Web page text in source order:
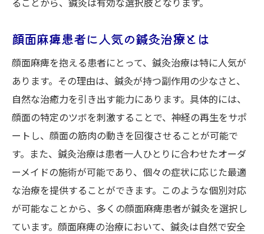
顔面麻痺患者に人気の鍼灸治療とは
顔面麻痺を抱える患者にとって、鍼灸治療は特に人気が
あります。その理由は、鍼灸が持つ副作用の少なさと、
自然な治癒力を引き出す能力にあります。具体的には、
顔面の特定のツボを刺激することで、神経の再生をサポ
ートし、顔面の筋肉の動きを回復させることが可能で
す。また、鍼灸治療は患者一人ひとりに合わせたオーダ
ーメイドの施術が可能であり、個々の症状に応じた最適
な治療を提供することができます。このような個別対応
が可能なことから、多くの顔面麻痺患者が鍼灸を選択し
ています。顔面麻痺の治療において、鍼灸は自然で安全